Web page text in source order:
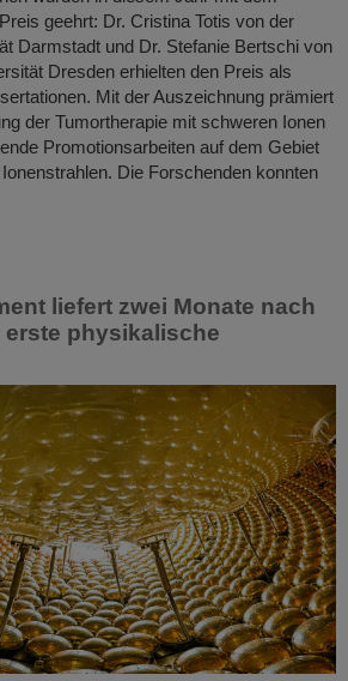
geehrt: Dr. Cristina Totis von der
Darmstadt und Dr. Stefanie Bertschi von
Dresden erhielten den Preis als
Mit der Auszeichnung prämiert
der Tumortherapie mit schweren Ionen
Promotionsarbeiten auf dem Gebiet
Die Forschenden konnten
liefert zwei Monate nach
physikalische